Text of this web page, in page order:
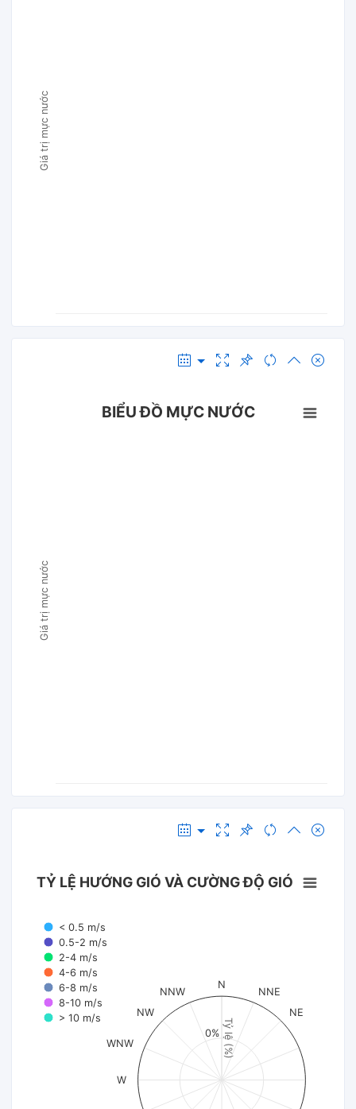
Giá trị mực nước
Giá trị mực nước
BIỂU ĐỒ MỰC NƯỚC
Tỷ lệ (%)
TỶ LỆ HƯỚNG GIÓ VÀ CƯỜNG ĐỘ GIÓ
< 0.5 m/s
0.5-2 m/s
2-4 m/s
4-6 m/s
6-8 m/s
8-10 m/s
> 10 m/s
N
NNE
NE
W
WNW
NW
NNW
0%